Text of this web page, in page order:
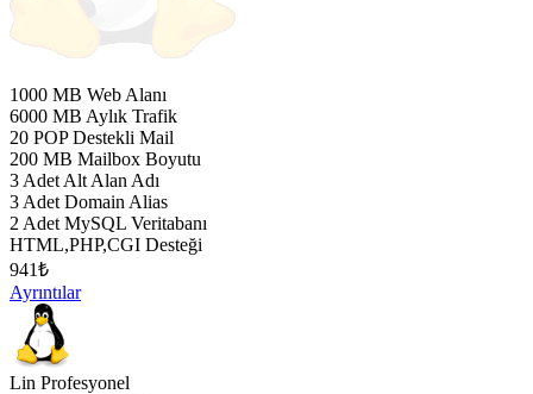
1000 MB Web Alanı
6000 MB Aylık Trafik
20 POP Destekli Mail
200 MB Mailbox Boyutu
3 Adet Alt Alan Adı
3 Adet Domain Alias
2 Adet MySQL Veritabanı
HTML,PHP,CGI Desteği
941₺
Ayrıntılar
Lin Profesyonel